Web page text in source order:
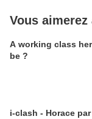
Vous aimerez
A working class
be ?
i-clash - Horace